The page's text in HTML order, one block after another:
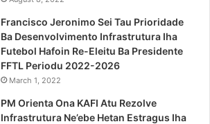
Francisco Jeronimo Sei Tau Prioridade
Ba Desenvolvimento Infrastrutura Iha
Futebol Hafoin Re-Eleitu Ba Presidente
FFTL Periodu 2022-2026
March 1, 2022
PM Orienta Ona KAFI Atu Rezolve
Infrastrutura Ne’ebe Hetan Estragus Iha